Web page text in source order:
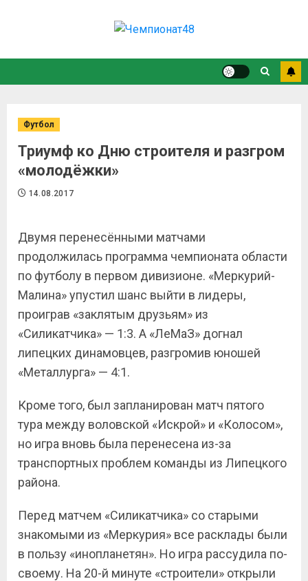
Футбол
Триумф ко Дню строителя и разгром
«молодёжки»
14.08.2017
Двумя перенесёнными матчами
продолжилась программа чемпионата области
по футболу в первом дивизионе. «Меркурий-
Малина» упустил шанс выйти в лидеры,
проиграв «заклятым друзьям» из
«Силикатчика» — 1:3. А «ЛеМаЗ» догнал
липецких динамовцев, разгромив юношей
«Металлурга» — 4:1.
Кроме того, был запланирован матч пятого
тура между воловской «Искрой» и «Колосом»,
но игра вновь была перенесена из-за
транспортных проблем команды из Липецкого
района.
Перед матчем «Силикатчика» со старыми
знакомыми из «Меркурия» все расклады были
в пользу «инопланетян». Но игра рассудила по-
своему. На 20-й минуте «строители» открыли